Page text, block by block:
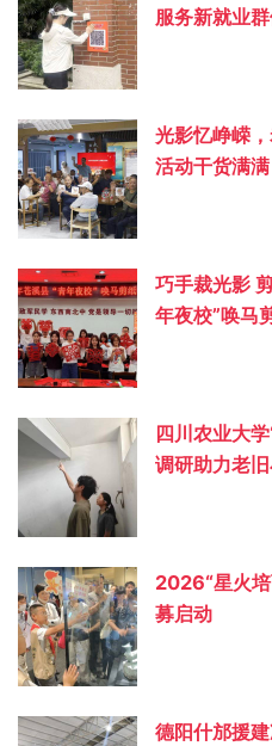
服务新就业
光影忆峥嵘
活动干货满满
巧手裁光影
年夜校”唤马
四川农业大
调研助力老
2026“星火
募启动
德阳什邡援